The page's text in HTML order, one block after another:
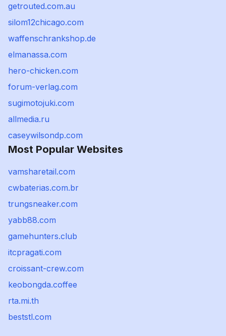
getrouted.com.au
silom12chicago.com
waffenschrankshop.de
elmanassa.com
hero-chicken.com
forum-verlag.com
sugimotojuki.com
allmedia.ru
caseywilsondp.com
Most Popular Websites
vamsharetail.com
cwbaterias.com.br
trungsneaker.com
yabb88.com
gamehunters.club
itcpragati.com
croissant-crew.com
keobongda.coffee
rta.mi.th
beststl.com